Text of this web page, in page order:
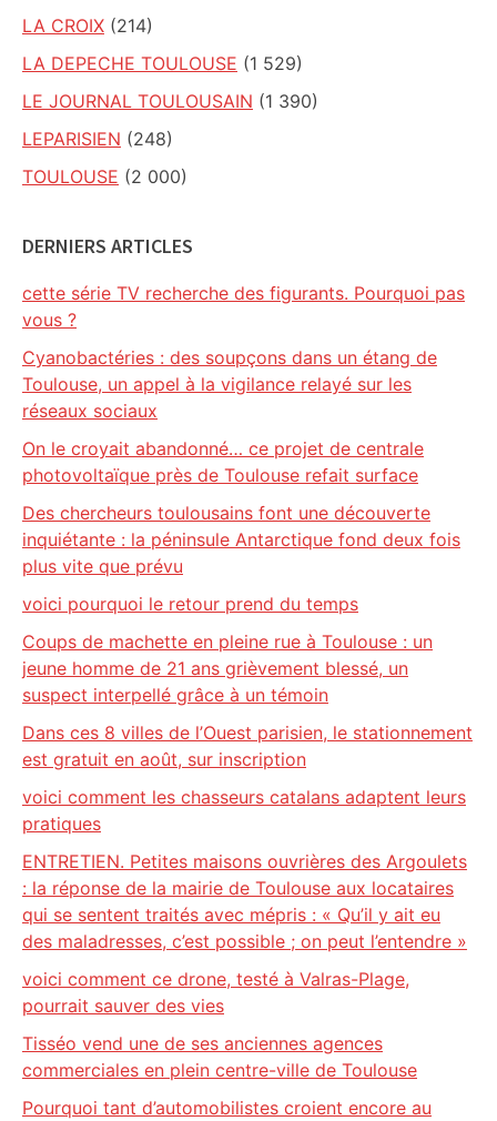
LA CROIX (214)
LA DEPECHE TOULOUSE (1 529)
LE JOURNAL TOULOUSAIN (1 390)
LEPARISIEN (248)
TOULOUSE (2 000)
DERNIERS ARTICLES
cette série TV recherche des figurants. Pourquoi pas
vous ?
Cyanobactéries : des soupçons dans un étang de
Toulouse, un appel à la vigilance relayé sur les
réseaux sociaux
On le croyait abandonné… ce projet de centrale
photovoltaïque près de Toulouse refait surface
Des chercheurs toulousains font une découverte
inquiétante : la péninsule Antarctique fond deux fois
plus vite que prévu
voici pourquoi le retour prend du temps
Coups de machette en pleine rue à Toulouse : un
jeune homme de 21 ans grièvement blessé, un
suspect interpellé grâce à un témoin
Dans ces 8 villes de l’Ouest parisien, le stationnement
est gratuit en août, sur inscription
voici comment les chasseurs catalans adaptent leurs
pratiques
ENTRETIEN. Petites maisons ouvrières des Argoulets
: la réponse de la mairie de Toulouse aux locataires
qui se sentent traités avec mépris : « Qu’il y ait eu
des maladresses, c’est possible ; on peut l’entendre »
voici comment ce drone, testé à Valras-Plage,
pourrait sauver des vies
Tisséo vend une de ses anciennes agences
commerciales en plein centre-ville de Toulouse
Pourquoi tant d’automobilistes croient encore au